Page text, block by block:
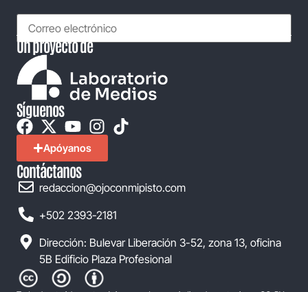
Un proyecto de
Síguenos
Apóyanos
Contáctanos
redaccion@ojoconmipisto.com
+502 2393-2181
Dirección: Bulevar Liberación 3-52, zona 13, oficina
5B Edificio Plaza Profesional